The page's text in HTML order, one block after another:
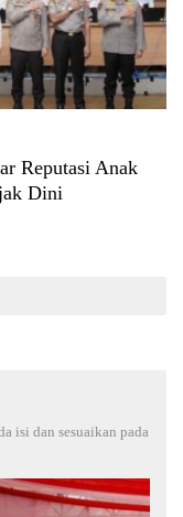
Reputasi Anak
Dini
isi dan sesuaikan pada